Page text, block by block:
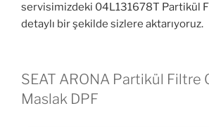
servisimizdeki 04L131678T Partikül
detaylı bir şekilde sizlere aktarıyoruz.
SEAT ARONA Partikül Filtre
Maslak DPF